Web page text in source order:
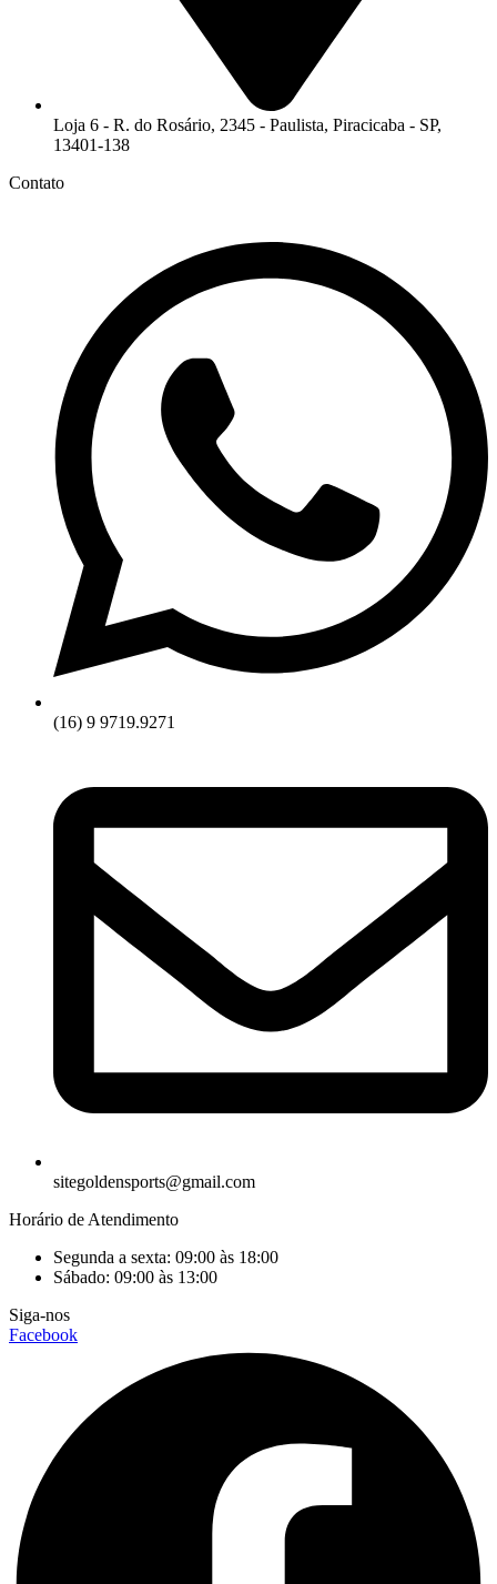
Loja 6 - R. do Rosário, 2345 - Paulista, Piracicaba - SP,
13401-138
Contato
(16) 9 9719.9271
sitegoldensports@gmail.com
Horário de Atendimento
Segunda a sexta: 09:00 às 18:00
Sábado: 09:00 às 13:00
Siga-nos
Facebook